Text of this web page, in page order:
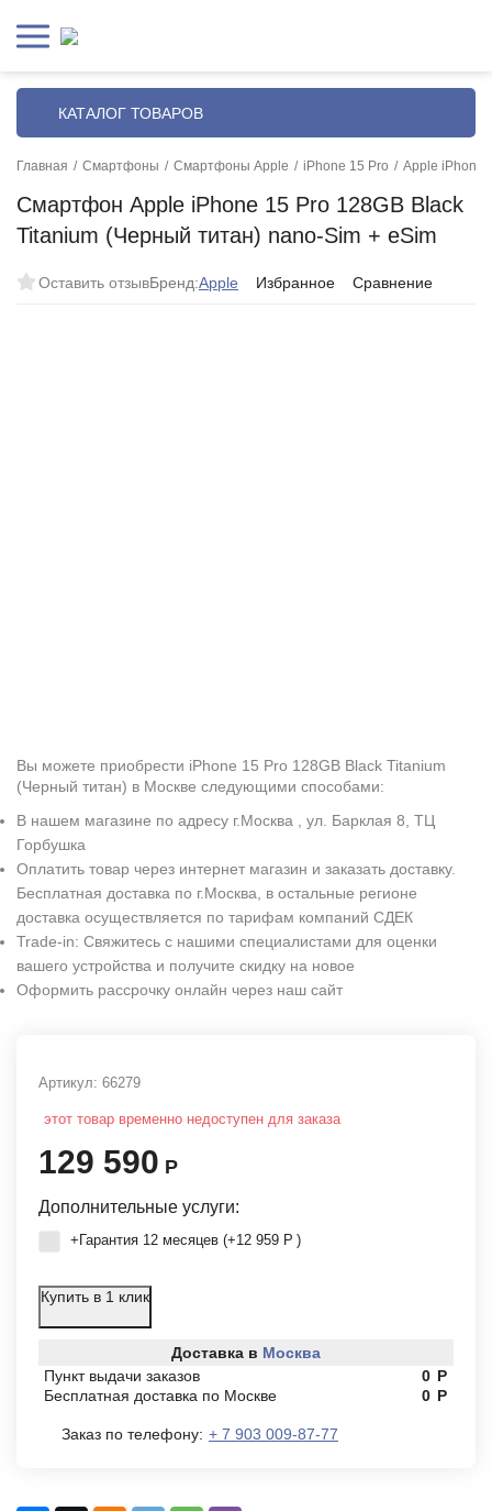
КАТАЛОГ ТОВАРОВ
Главная / Смартфоны / Смартфоны Apple / iPhone 15 Pro / Apple iPhone
Смартфон Apple iPhone 15 Pro 128GB Black
Titanium (Черный титан) nano-Sim + eSim
Оставить отзывБренд:Apple Избранное Сравнение
Вы можете приобрести iPhone 15 Pro 128GB Black Titanium
(Черный титан) в Москве следующими способами:
В нашем магазине по адресу г.Москва , ул. Барклая 8, ТЦ
Горбушка
Оплатить товар через интернет магазин и заказать доставку.
Бесплатная доставка по г.Москва, в остальные регионе
доставка осуществляется по тарифам компаний СДЕК
Trade-in: Свяжитесь с нашими специалистами для оценки
вашего устройства и получите скидку на новое
Оформить рассрочку онлайн через наш сайт
Артикул: 66279
этот товар временно недоступен для заказа
129 590 Р
Дополнительные услуги:
+Гарантия 12 месяцев (+12 959 Р )
Купить в 1 клик
Доставка в Москва
Пункт выдачи заказов
0 Р
Бесплатная доставка по Москве
0 Р
Заказ по телефону: + 7 903 009-87-77